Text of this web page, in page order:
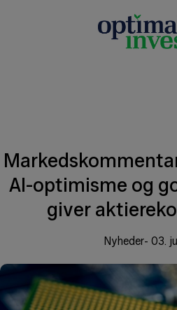
AI-optimisme og
giver
Nyheder 03.